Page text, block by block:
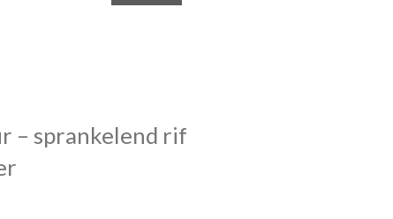
– sprankelend rif